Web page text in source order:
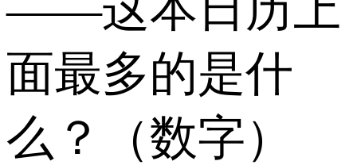
面最多的是什
么？（数字）